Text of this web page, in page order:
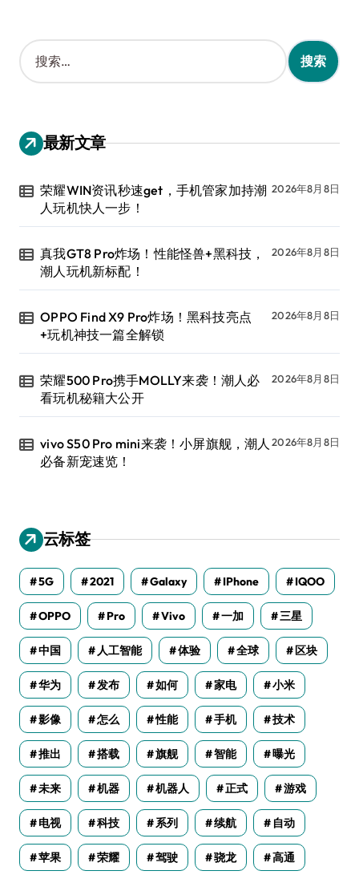
搜
索
：
最新文章
荣耀WIN资讯秒速get，手机管家加持潮
人玩机快人一步！
2026年8月8日
真我GT8 Pro炸场！性能怪兽+黑科技，
潮人玩机新标配！
2026年8月8日
OPPO Find X9 Pro炸场！黑科技亮点
+玩机神技一篇全解锁
2026年8月8日
荣耀500 Pro携手MOLLY来袭！潮人必
看玩机秘籍大公开
2026年8月8日
vivo S50 Pro mini来袭！小屏旗舰，潮人
必备新宠速览！
2026年8月8日
云标签
5G 2021 Galaxy IPhone IQOO
OPPO Pro Vivo 一加 三星
中国 人工智能 体验 全球 区块
华为 发布 如何 家电 小米
影像 怎么 性能 手机 技术
推出 搭载 旗舰 智能 曝光
未来 机器 机器人 正式 游戏
电视 科技 系列 续航 自动
苹果 荣耀 驾驶 骁龙 高通